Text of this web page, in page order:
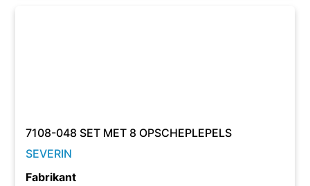
7108-048 SET MET 8 OPSCHEPLEPELS
SEVERIN
Fabrikant